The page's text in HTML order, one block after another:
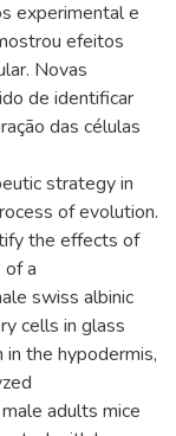
experimental e
efeitos
Novas
de identificar
das células
strategy in
of evolution.
the effects of
a
swiss albinic
cells in glass
the hypodermis,
adults mice